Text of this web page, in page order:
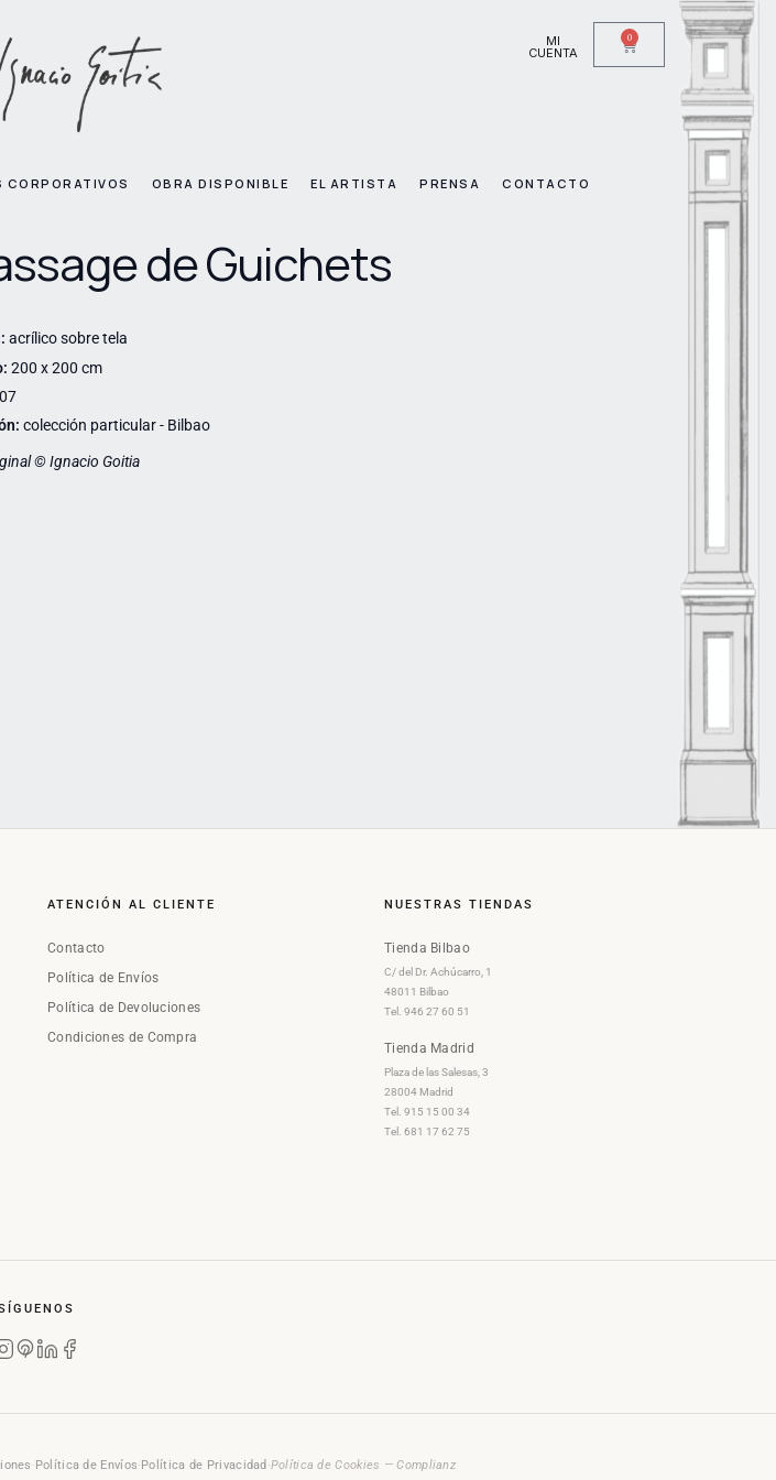
MI
CUENTA
0
CORPORATIVOS OBRA DISPONIBLE EL ARTISTA PRENSA CONTACTO
de Guichets
acrílico sobre tela
200 x 200 cm
colección particular - Bilbao
© Ignacio Goitia
ATENCIÓN AL CLIENTE
Contacto
Política de Envíos
Política de Devoluciones
Condiciones de Compra
NUESTRAS TIENDAS
Tienda Bilbao
C/ del Dr. Achúcarro, 1
48011 Bilbao
Tel. 946 27 60 51
Tienda Madrid
Plaza de las Salesas, 3
28004 Madrid
Tel. 915 15 00 34
Tel. 681 17 62 75
· Política de Envíos· Política de Privacidad ·Política de Cookies — Complianz